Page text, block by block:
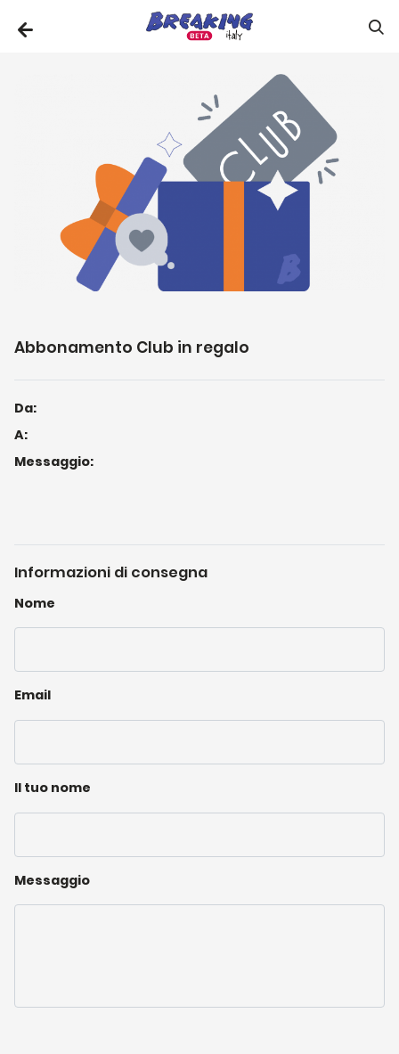
Abbonamento Club in regalo
Da:
A:
Messaggio:
Informazioni di consegna
Nome
Email
Il tuo nome
Messaggio